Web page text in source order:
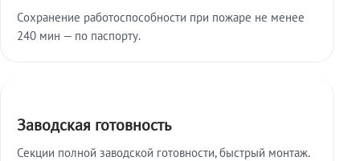
Сохранение работоспособности при пожаре не менее
240 мин — по паспорту.
Заводская готовность
Секции полной заводской готовности, быстрый монтаж.